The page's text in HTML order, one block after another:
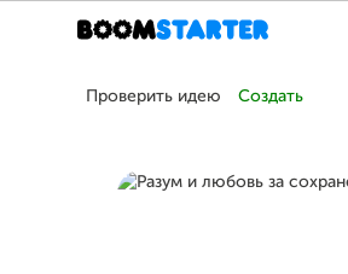
Проверить идею Создать